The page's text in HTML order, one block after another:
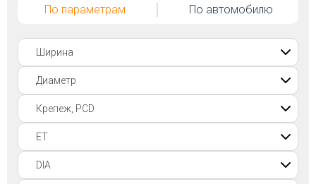
Покупателям
Контакты
Войти на сайт
+7(812)317-
По параметрам По автомобилю